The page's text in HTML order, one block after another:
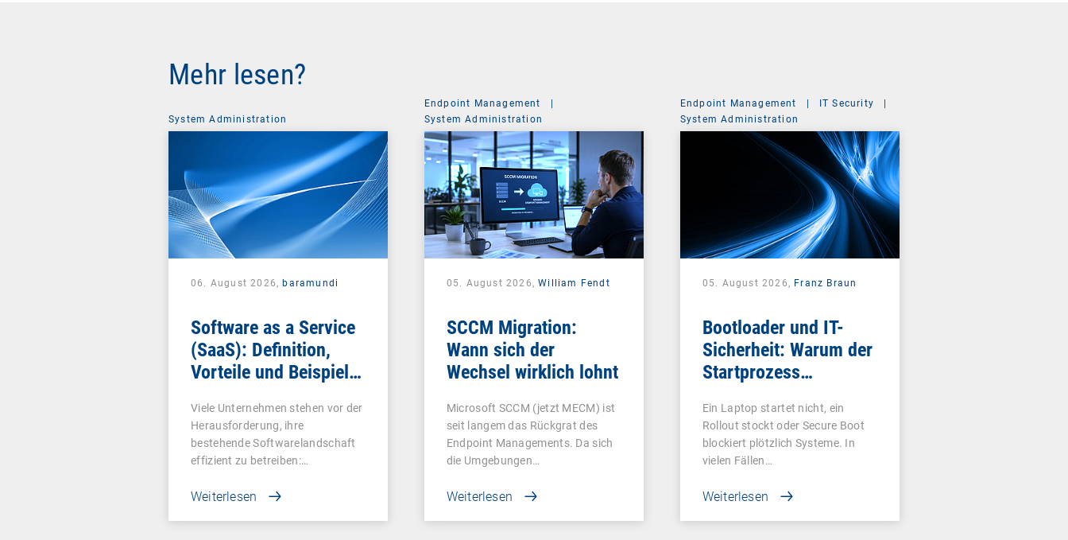
Mehr lesen?
System Administration
06. August 2026,baramundi
Software as a Service
(SaaS): Definition,
Vorteile und Beispiele
Viele Unternehmen stehen vor der
Herausforderung, ihre
bestehende Softwarelandschaft
effizient zu betreiben:…
Weiterlesen
Endpoint Management
|
System Administration
05. August 2026,William Fendt
SCCM Migration:
Wann sich der
Wechsel wirklich lohnt
Microsoft SCCM (jetzt MECM) ist
seit langem das Rückgrat des
Endpoint Managements. Da sich
die Umgebungen…
Weiterlesen
Endpoint Management | IT Security
|
System Administration
05. August 2026, Franz Braun
Bootloader und IT-
Sicherheit: Warum der
Startprozess
Ein Laptop startet nicht, ein
Rollout stockt oder Secure Boot
blockiert plötzlich Systeme. In
vielen Fällen…
Weiterlesen